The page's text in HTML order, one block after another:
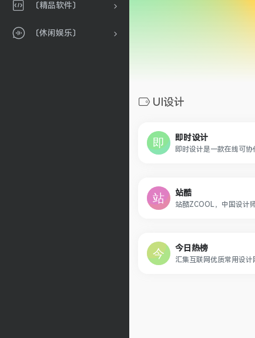
〔精品软件〕
〔休闲娱乐〕
UI设计
即时设计
站酷
今日热榜